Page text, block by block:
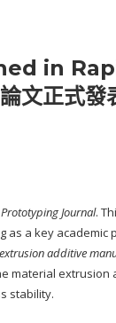
in
文正式發
Journal.
as a key academic
additive
material extrusion
stability.